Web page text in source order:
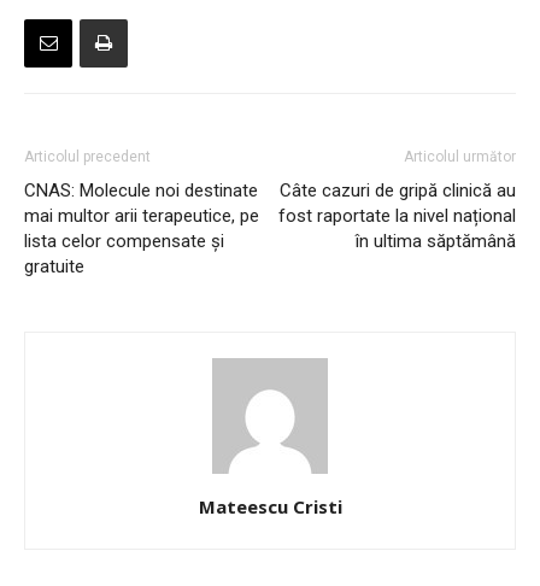
Articolul precedent
CNAS: Molecule noi destinate
mai multor arii terapeutice, pe
lista celor compensate și
gratuite
Articolul următor
Câte cazuri de gripă clinică au
fost raportate la nivel național
în ultima săptămână
Mateescu Cristi